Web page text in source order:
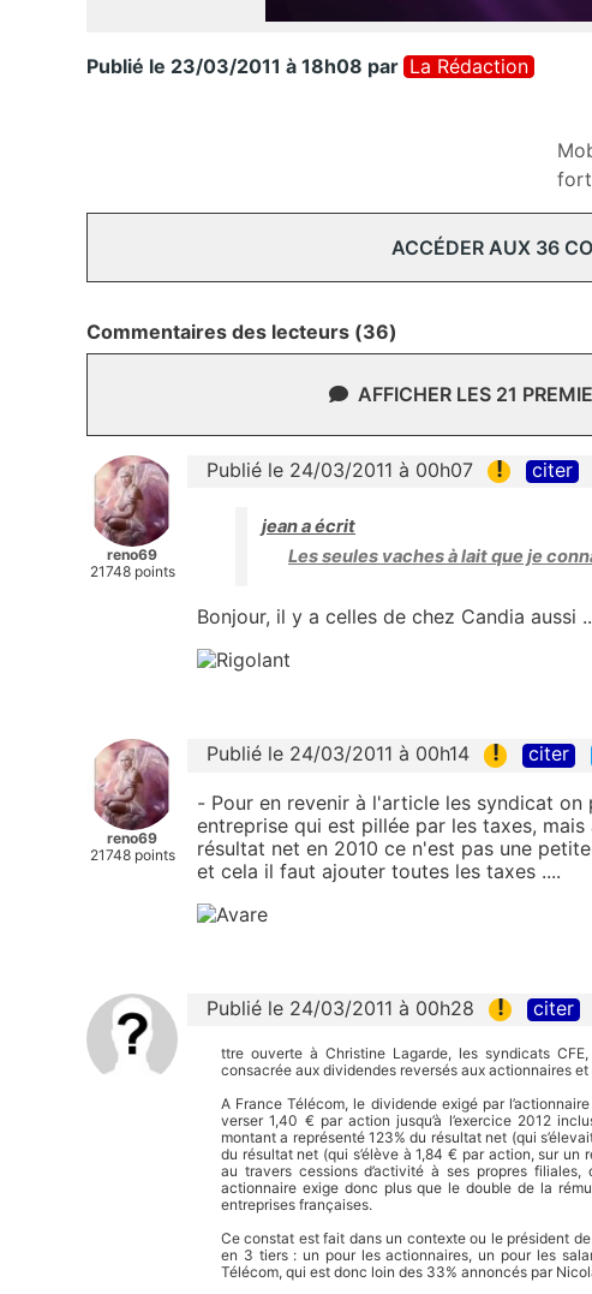
Publié le 23/03/2011 à 18h08 par La Rédaction
ACCÉDER AUX 36
Commentaires des lecteurs (36)
AFFICHER LES 21
reno69
21748 points
Publié le 24/03/2011 à 00h07 ! citer
jean a écrit
Les seules vaches à lait que je
Bonjour, il y a celles de chez Candia aussi
reno69
21748 points
Publié le 24/03/2011 à 00h14 ! citer
- Pour en revenir à l'article les syndicat
entreprise qui est pillée par les taxes,
résultat net en 2010 ce n'est pas une
et cela il faut ajouter toutes les taxes ....
Publié le 24/03/2011 à 00h28 ! citer
ttre ouverte à Christine Lagarde, les syndicats
consacrée aux dividendes reversés aux actionnaires et
A France Télécom, le dividende exigé par
verser 1,40 € par action jusqu’à l’exercice 2012
montant a représenté 123% du résultat net (qui
du résultat net (qui s’élève à 1,84 € par action, sur
au travers cessions d’activité à ses propres
actionnaire exige donc plus que le double de la
entreprises françaises.
Ce constat est fait dans un contexte ou le président
en 3 tiers : un pour les actionnaires, un pour les
Télécom, qui est donc loin des 33% annoncés par